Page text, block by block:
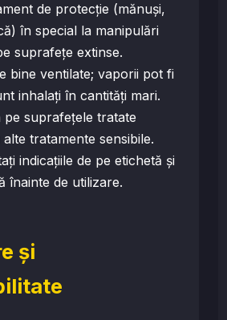
de protecție (mănuși,
în special la manipulări
suprafețe extinse.
bine ventilate; vaporii pot fi
inhalați în cantități mari.
pe suprafețele tratate
tratamente sensibile.
indicațiile de pe etichetă și
înainte de utilizare.
și